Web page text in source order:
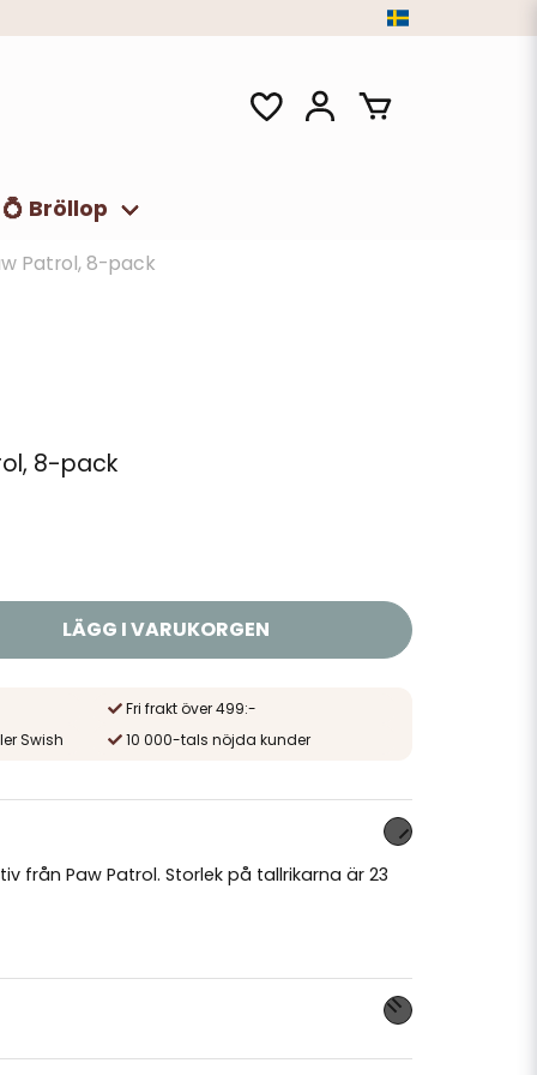
💍 Bröllop
Patrol, 8-pack
8-pack
LÄGG I VARUKORGEN
Fri frakt över 499:-
Swish
10 000-tals nöjda kunder
från Paw Patrol. Storlek på tallrikarna är 23